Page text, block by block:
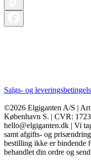
Salgs- og
©2026 Elgiganten A/S |
København S. | CVR:
hello@elgiganten.dk | Vi
samt afgifts- og
bestilling ikke er bindende
behandlet din ordre og